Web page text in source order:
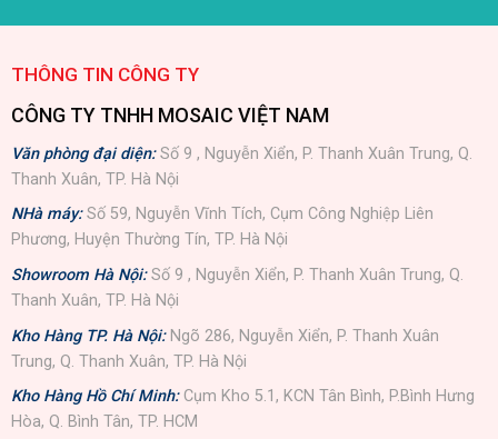
THÔNG TIN CÔNG TY
CÔNG TY TNHH MOSAIC VIỆT NAM
Văn phòng đại diện:Số 9 , Nguyễn Xiển, P. Thanh Xuân Trung, Q.
Thanh Xuân, TP. Hà Nội
NHà máy: Số 59, Nguyễn Vĩnh Tích, Cụm Công Nghiệp Liên
Phương, Huyện Thường Tín, TP. Hà Nội
Showroom Hà Nội: Số 9 , Nguyễn Xiển, P. Thanh Xuân Trung, Q.
Thanh Xuân, TP. Hà Nội
Kho Hàng TP. Hà Nội: Ngõ 286, Nguyễn Xiển, P. Thanh Xuân
Trung, Q. Thanh Xuân, TP. Hà Nội
Kho Hàng Hồ Chí Minh: Cụm Kho 5.1, KCN Tân Bình, P.Bình Hưng
Hòa, Q. Bình Tân, TP. HCM